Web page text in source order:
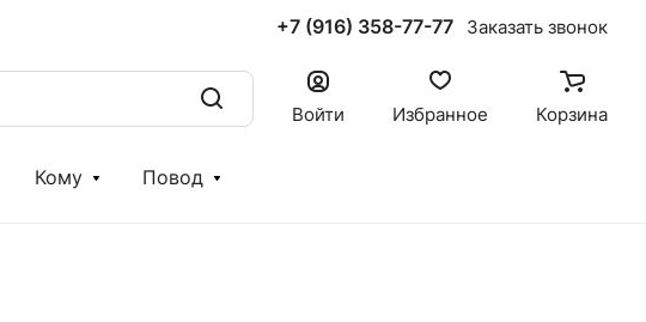
+7 (916) 358-77-77 Заказать звонок
Войти Избранное Корзина
Кому Повод